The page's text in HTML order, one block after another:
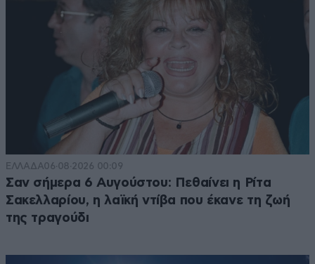
ΕΛΛΑΔΑ06·08·2026 00:09
Σαν σήμερα 6 Αυγούστου: Πεθαίνει η Ρίτα
Σακελλαρίου, η λαϊκή ντίβα που έκανε τη ζωή
της τραγούδι